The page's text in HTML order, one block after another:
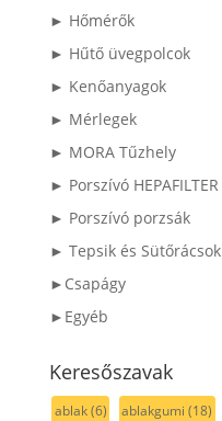
► Hőmérők
► Hűtő üvegpolcok
► Kenőanyagok
► Mérlegek
► MORA Tűzhely
► Porszívó HEPAFILTER
► Porszívó porzsák
► Tepsik és Sütőrácsok
►Csapágy
►Egyéb
Keresőszavak
ablak(6) ablakgumi (18)